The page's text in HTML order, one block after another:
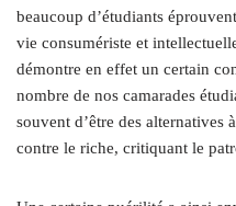
beaucoup d’étudiants
vie consumériste et
démontre en effet un certain
nombre de nos camarades
souvent d’être des alternatives
contre le riche, critiquant le